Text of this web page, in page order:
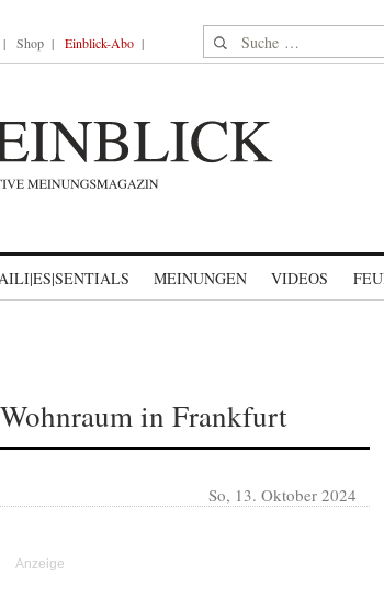
Shop Einblick-Abo Suche nach:
MEINUNGEN VIDEOS
in Frankfurt
So, 13. Oktober 2024